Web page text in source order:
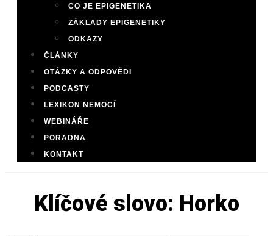
CO JE EPIGENETIKA
ZÁKLADY EPIGENETIKY
ODKAZY
ČLÁNKY
OTÁZKY A ODPOVĚDI
PODCASTY
LEXIKON NEMOCÍ
WEBINÁŘE
PORADNA
KONTAKT
Klíčové slovo: Horko